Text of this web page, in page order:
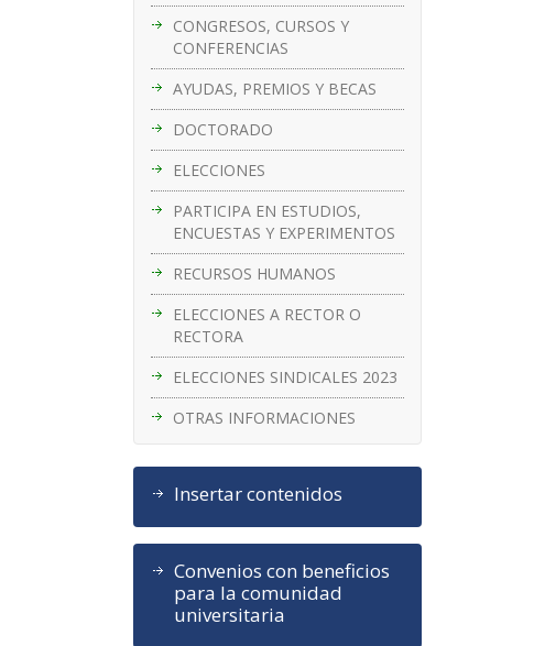
CONGRESOS, CURSOS Y
CONFERENCIAS
AYUDAS, PREMIOS Y BECAS
DOCTORADO
ELECCIONES
PARTICIPA EN ESTUDIOS,
ENCUESTAS Y EXPERIMENTOS
RECURSOS HUMANOS
ELECCIONES A RECTOR O
RECTORA
ELECCIONES SINDICALES 2023
OTRAS INFORMACIONES
Insertar contenidos
Convenios con beneficios
para la comunidad
universitaria